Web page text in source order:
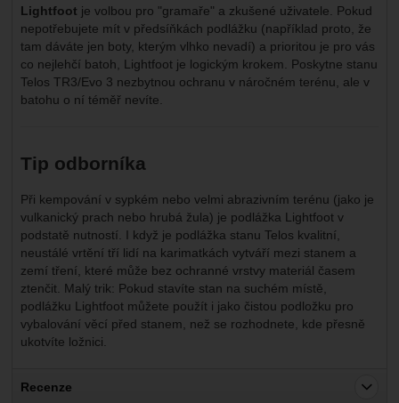
Lightfoot je volbou pro "gramaře" a zkušené uživatele. Pokud
nepotřebujete mít v předsíňkách podlážku (například proto, že
tam dáváte jen boty, kterým vlhko nevadí) a prioritou je pro vás
co nejlehčí batoh, Lightfoot je logickým krokem. Poskytne stanu
Telos TR3/Evo 3 nezbytnou ochranu v náročném terénu, ale v
batohu o ní téměř nevíte.
Tip odborníka
Při kempování v sypkém nebo velmi abrazivním terénu (jako je
vulkanický prach nebo hrubá žula) je podlážka Lightfoot v
podstatě nutností. I když je podlážka stanu Telos kvalitní,
neustálé vrtění tří lidí na karimatkách vytváří mezi stanem a
zemí tření, které může bez ochranné vrstvy materiál časem
ztenčit. Malý trik: Pokud stavíte stan na suchém místě,
podlážku Lightfoot můžete použít i jako čistou podložku pro
vybalování věcí před stanem, než se rozhodnete, kde přesně
ukotvíte ložnici.
Recenze